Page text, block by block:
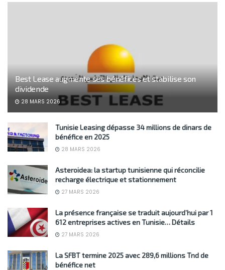
Best Lease augmente ses bénéfices et stabilise son
dividende
28 MARS 2026
Tunisie Leasing dépasse 34 millions de dinars de
bénéfice en 2025
28 MARS 2026
Asteroidea: la startup tunisienne qui réconcilie
recharge électrique et stationnement
27 MARS 2026
La présence française se traduit aujourd’hui par 1
612 entreprises actives en Tunisie… Détails
27 MARS 2026
La SFBT termine 2025 avec 289,6 millions Tnd de
bénéfice net